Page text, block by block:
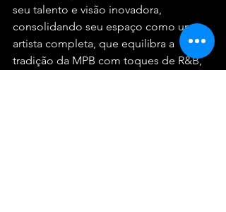
seu talento e visão inovadora,
consolidando seu espaço como uma
artista completa, que equilibra a
tradição da MPB com toques de R&B,